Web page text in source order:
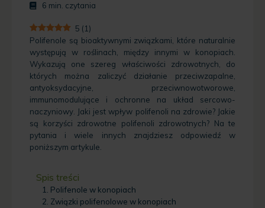
6 min. czytania
5 (1 )
Polifenole są bioaktywnymi związkami, które naturalnie
występują w roślinach, między innymi w konopiach.
Wykazują one szereg właściwości zdrowotnych, do
których można zaliczyć działanie przeciwzapalne,
antyoksydacyjne, przeciwnowotworowe,
immunomodulujące i ochronne na układ sercowo-
naczyniowy. Jaki jest wpływ polifenoli na zdrowie? Jakie
są korzyści zdrowotne polifenoli zdrowotnych? Na te
pytania i wiele innych znajdziesz odpowiedź w
poniższym artykule.
Spis treści
Polifenole w konopiach
Związki polifenolowe w konopiach